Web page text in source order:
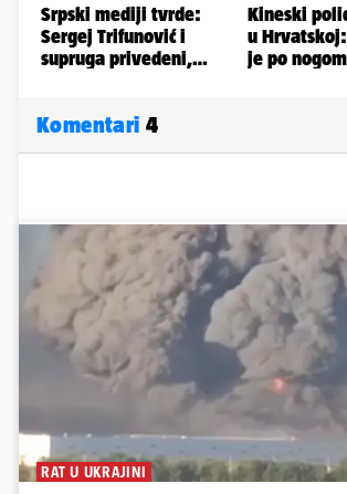
Komentari 4
RAT U UKRAJINI